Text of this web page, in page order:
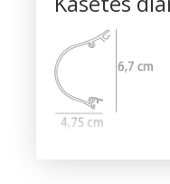
Montāža